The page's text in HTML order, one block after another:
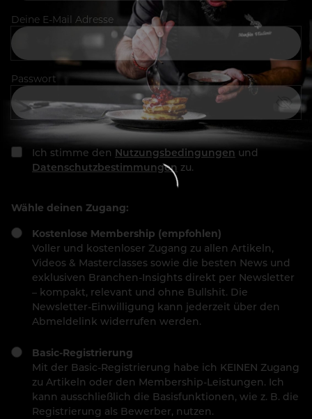
Deine E-Mail Adresse
Passwort
Ich stimme den Nutzungsbedingungen und
Datenschutzbestimmungen zu.
Wähle deinen Zugang:
Kostenlose Membership (empfohlen)
Voller und kostenloser Zugang zu allen Artikeln,
Videos & Masterclasses sowie die besten News und
exklusiven Branchen-Insights direkt per Newsletter
– kompakt, relevant und ohne Bullshit. Die
Newsletter-Einwilligung kann jederzeit über den
Abmeldelink widerrufen werden.
Basic-Registrierung
Mit der Basic-Registrierung habe ich KEINEN Zugang
zu Artikeln oder den Membership-Leistungen. Ich
kann ausschließlich die Basisfunktionen, wie z. B. die
Registrierung als Bewerber, nutzen.